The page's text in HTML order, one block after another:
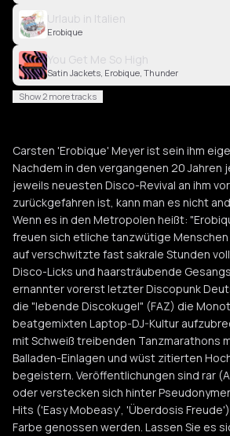
Urlaub in Italien
Erobique
You Get Me So High
Satin Jackets, Erobique, Thunder
Show 2 more tracks
Carsten 'Erobique' Meyer ist sein ihm
Nachdem in den vergangenen 20 Jahren
jeweils neuesten Disco-Revival an ihm
zurückgefahren ist, kann man es nicht
Wenn es in den Metropolen heißt:
freuen sich etliche tanzwütige Menschen
auf verschwitzte fast sakrale Stunden
Disco-Licks und haarsträubende
ernannter vorerst letzter Discopunk
die "lebende Discokugel" (FAZ) die
beatgemixten Laptop-DJ-Kultur
mit Schweiß treibenden Tanzmarathons
Balladen-Einlagen und wüst zitierten
begeistern. Veröffentlichungen sind rar
oder verstecken sich hinter
Hits ('Easy Mobeasy', 'Überdosis
Farbe genossen werden. Lassen Sie es